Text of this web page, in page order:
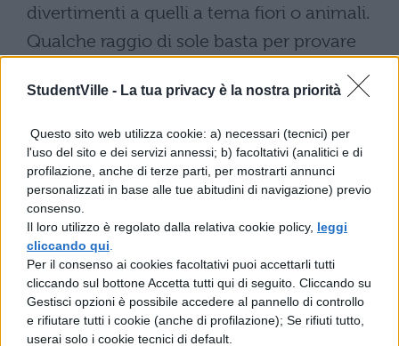
StudentVille - La tua privacy è la nostra priorità
Questo sito web utilizza cookie: a) necessari (tecnici) per
l'uso del sito e dei servizi annessi; b) facoltativi (analitici e di
profilazione, anche di terze parti, per mostrarti annunci
personalizzati in base alle tue abitudini di navigazione) previo
consenso.
Il loro utilizzo è regolato dalla relativa cookie policy, leggi
cliccando qui
Per il consenso ai cookies facoltativi puoi accettarli tutti
cliccando sul bottone Accetta tutti qui di seguito. Cliccando su
Gestisci opzioni è possibile accedere al pannello di controllo
e rifiutare tutti i cookie (anche di profilazione); Se rifiuti tutto,
userai solo i cookie tecnici di default.
divertimenti a quelli a tema fiori o animali.
Qualche raggio di sole basta per provare
una passeggiata a cavallo oppure, per i più
spericolati, una discesa di rafting o
parapendio. Come dimenticare poi le
manifestazioni popolari che animano
Pasqua e Pasquetta? Sono un’ottima
occasione per i più golosi per provare
specialità insolite. Se, invece, puntate in
alto, alcune agenzie specializzate possono
organizzarvi una Pasquetta in mongolfiera!
E se piove?Il piano B più gettonato è